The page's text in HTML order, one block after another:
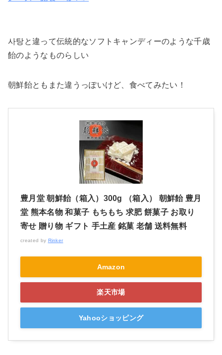
사탕と違って伝統的なソフトキャンディーのような千歳
飴のようなものらしい
朝鮮飴ともまた違うっぽいけど、食べてみたい！
豊月堂 朝鮮飴（箱入）300g （箱入） 朝鮮飴 豊月
堂 熊本名物 和菓子 もちもち 求肥 餅菓子 お取り
寄せ 贈り物 ギフト 手土産 銘菓 老舗 送料無料
created by Rinker
Amazon
楽天市場
Yahooショッピング